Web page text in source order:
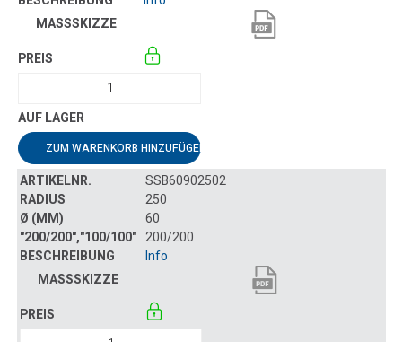
ZUM WARENKORB HINZUFÜGEN
SSB60902502
250
60
200/200
Info